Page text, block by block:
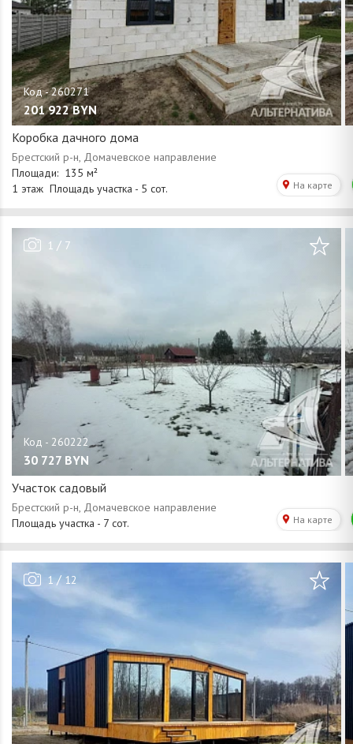
201 922 BYN
Коробка дачного дома
1 / 7
30 727 BYN
Участок садовый
1/12